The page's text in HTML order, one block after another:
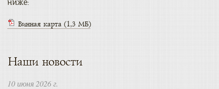
ниже:
Винная карта (1,3 МБ)
Наши новости
10 июня 2026 г.